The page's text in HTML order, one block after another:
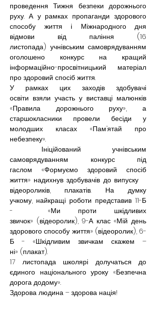
проведення Тижня безпеки дорожнього
руху. А у рамках пропаганди здорового
способу життя і Міжнародного дня
відмови від паління (16
листопада) учнівським самоврядуванням
оголошено конкурс на кращий
інформаційно-просвітницький матеріал
про здоровий спосіб життя.
У рамках цих заходів здобувачі
освіти взяли участь у виставці малюнків
«Правила дорожнього руху», а
старшокласники провели бесіди у
молодших класах «Пам’ятай про
небезпеку».
Ініційований учнівським
самоврядуванням конкурс під
гаслом «Формуємо здоровий спосіб
життя» надихнув здобувачів до випуску
відеороликів, плакатів. На думку
учкому, найкращі роботи представив 11-Б
-  «Ми проти шкідливих
звичок» (відеоролик), 9-А клас «Мій день
здорового способу життя» (відеоролик), 6-
Б - «Шкідливим звичкам скажем –
ні» (плакат).
17 листопада школярі долучаться до
єдиного національного уроку «Безпечна
дорога додому».
Здорова людина – здорова нація!